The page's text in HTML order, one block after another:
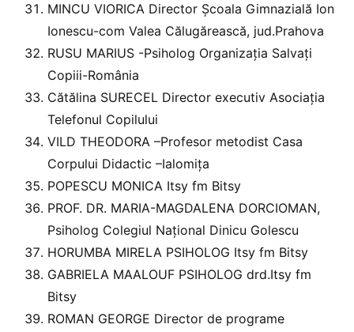
MINCU VIORICA Director Școala Gimnazială Ion
Ionescu-com Valea Călugărească, jud.Prahova
RUSU MARIUS -Psiholog Organizația Salvați
Copiii-România
Cătălina SURECEL Director executiv Asociația
Telefonul Copilului
VILD THEODORA –Profesor metodist Casa
Corpului Didactic –Ialomița
POPESCU MONICA Itsy fm Bitsy
PROF. DR. MARIA-MAGDALENA DORCIOMAN,
Psiholog Colegiul Național Dinicu Golescu
HORUMBA MIRELA PSIHOLOG Itsy fm Bitsy
GABRIELA MAALOUF PSIHOLOG drd.Itsy fm
Bitsy
ROMAN GEORGE Director de programe